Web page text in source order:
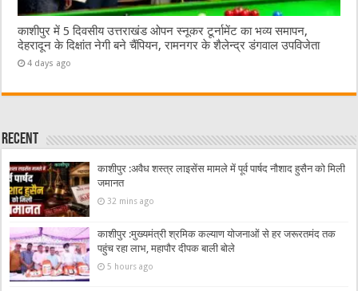
काशीपुर में 5 दिवसीय उत्तराखंड ओपन स्नूकर टूर्नामेंट का भव्य समापन,
देहरादून के दिक्षांत नेगी बने चैंपियन, रामनगर के शैलेन्द्र डंगवाल उपविजेता
4 days ago
Recent
काशीपुर :अवैध शस्त्र लाइसेंस मामले में पूर्व पार्षद नौशाद हुसैन को मिली
जमानत
32 mins ago
काशीपुर :मुख्यमंत्री श्रमिक कल्याण योजनाओं से हर जरूरतमंद तक
पहुंच रहा लाभ, महापौर दीपक बाली बोले
5 hours ago